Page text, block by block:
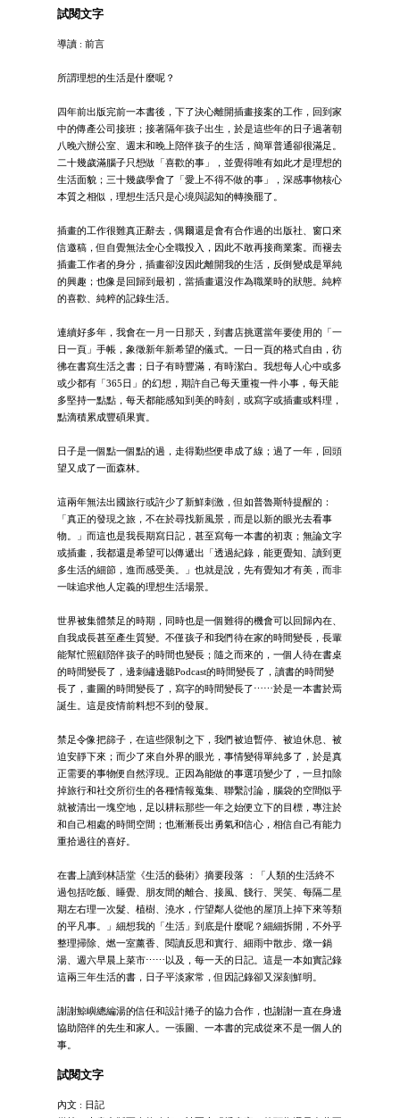
試閱文字
導讀 : 前言
所謂理想的生活是什麼呢？
四年前出版完前一本書後，下了決心離開插畫接案的工作，回到家
中的傳產公司接班；接著隔年孩子出生，於是這些年的日子過著朝
八晚六辦公室、週末和晚上陪伴孩子的生活，簡單普通卻很滿足。
二十幾歲滿腦子只想做「喜歡的事」，並覺得唯有如此才是理想的
生活面貌；三十幾歲學會了「愛上不得不做的事」，深感事物核心
本質之相似，理想生活只是心境與認知的轉換罷了。
插畫的工作很難真正辭去，偶爾還是會有合作過的出版社、窗口來
信邀稿，但自覺無法全心全職投入，因此不敢再接商業案。而褪去
插畫工作者的身分，插畫卻沒因此離開我的生活，反倒變成是單純
的興趣；也像是回歸到最初，當插畫還沒作為職業時的狀態。純粹
的喜歡、純粹的記錄生活。
連續好多年，我會在一月一日那天，到書店挑選當年要使用的「一
日一頁」手帳，象徵新年新希望的儀式。一日一頁的格式自由，彷
彿在書寫生活之書；日子有時豐滿，有時潔白。我想每人心中或多
或少都有「365日」的幻想，期許自己每天重複一件小事，每天能
多堅持一點點，每天都能感知到美的時刻，或寫字或插畫或料理，
點滴積累成豐碩果實。
日子是一個點一個點的過，走得勤些便串成了線；過了一年，回頭
望又成了一面森林。
這兩年無法出國旅行或許少了新鮮刺激，但如普魯斯特提醒的：
「真正的發現之旅，不在於尋找新風景，而是以新的眼光去看事
物。」而這也是我長期寫日記，甚至寫每一本書的初衷；無論文字
或插畫，我都還是希望可以傳遞出「透過紀錄，能更覺知、讀到更
多生活的細節，進而感受美。」也就是說，先有覺知才有美，而非
一味追求他人定義的理想生活場景。
世界被集體禁足的時期，同時也是一個難得的機會可以回歸內在、
自我成長甚至產生質變。不僅孩子和我們待在家的時間變長，長輩
能幫忙照顧陪伴孩子的時間也變長；隨之而來的，一個人待在書桌
的時間變長了，邊刺繡邊聽Podcast的時間變長了，讀書的時間變
長了，畫圖的時間變長了，寫字的時間變長了⋯⋯於是一本書於焉
誕生。這是疫情前料想不到的發展。
禁足令像把篩子，在這些限制之下，我們被迫暫停、被迫休息、被
迫安靜下來；而少了來自外界的眼光，事情變得單純多了，於是真
正需要的事物便自然浮現。正因為能做的事選項變少了，一旦扣除
掉旅行和社交所衍生的各種情報蒐集、聯繫討論，腦袋的空間似乎
就被清出一塊空地，足以耕耘那些一年之始便立下的目標，專注於
和自己相處的時間空間；也漸漸長出勇氣和信心，相信自己有能力
重拾過往的喜好。
在書上讀到林語堂《生活的藝術》摘要段落 ：「人類的生活終不
過包括吃飯、睡覺、朋友間的離合、接風、餞行、哭笑、每隔二星
期左右理一次髮、植樹、澆水，佇望鄰人從他的屋頂上掉下來等類
的平凡事。」細想我的「生活」到底是什麼呢？細細拆開，不外乎
整理掃除、燃一室薰香、閱讀反思和實行、細雨中散步、燉一鍋
湯、週六早晨上菜市⋯⋯以及，每一天的日記。這是一本如實記錄
這兩三年生活的書，日子平淡家常，但因記錄卻又深刻鮮明。
謝謝鯨嶼總編湯的信任和設計捲子的協力合作，也謝謝一直在身邊
協助陪伴的先生和家人。一張圖、一本書的完成從來不是一個人的
事。
試閱文字
內文 : 日記